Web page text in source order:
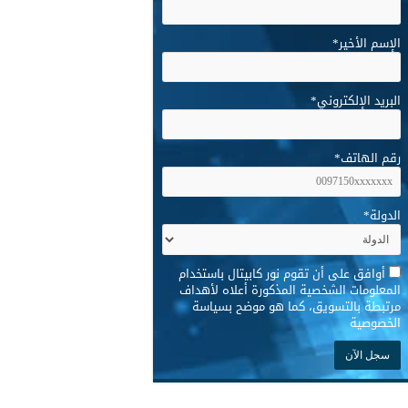
الإسم الأخير*
البريد الإلكتروني*
رقم الهاتف*
الدولة*
* أوافق على أن تقوم نور كابيتال باستخدام
المعلومات الشخصية المذكورة أعلاه لأهداف
مرتبطة بالتسويق، كما هو موضح بسياسة
الخصوصية